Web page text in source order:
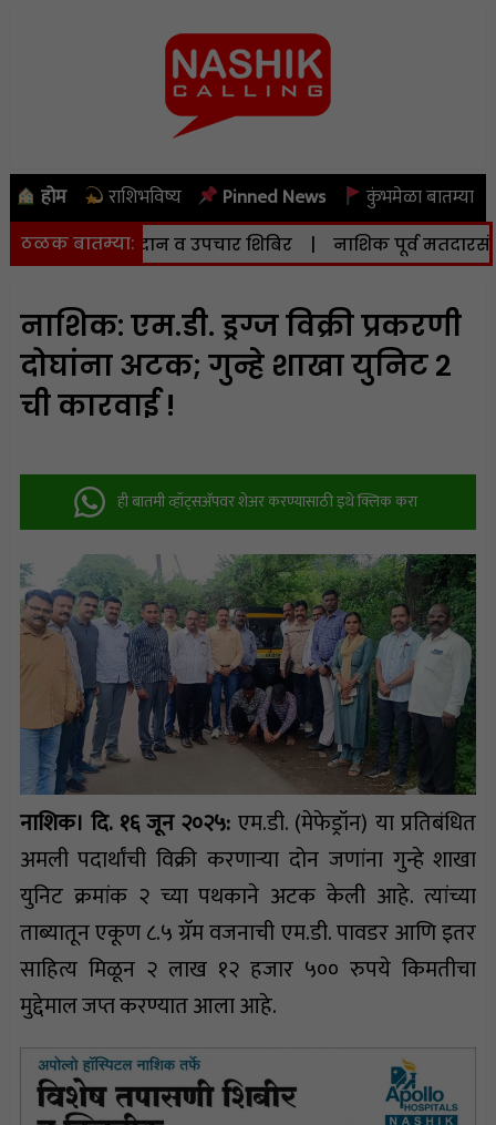
होम राशिभविष्य Pinned News कुंभमेळा बातम्या
ठळक बातम्या:
निदान व उपचार शिबिर | नाशिक पूर्व मतदारसंघातील
नाशिक: एम.डी. ड्रग्ज विक्री प्रकरणी
दोघांना अटक; गुन्हे शाखा युनिट २
ची कारवाई !
ही बातमी व्हॉट्सअ‍ॅपवर शेअर करण्यासाठी इथे क्लिक करा
नाशिक। दि. १६ जून २०२५: एम.डी. (मेफेड्रॉन) या प्रतिबंधित
अमली पदार्थांची विक्री करणाऱ्या दोन जणांना गुन्हे शाखा
युनिट क्रमांक २ च्या पथकाने अटक केली आहे. त्यांच्या
ताब्यातून एकूण ८.५ ग्रॅम वजनाची एम.डी. पावडर आणि इतर
साहित्य मिळून २ लाख १२ हजार ५०० रुपये किमतीचा
मुद्देमाल जप्त करण्यात आला आहे.